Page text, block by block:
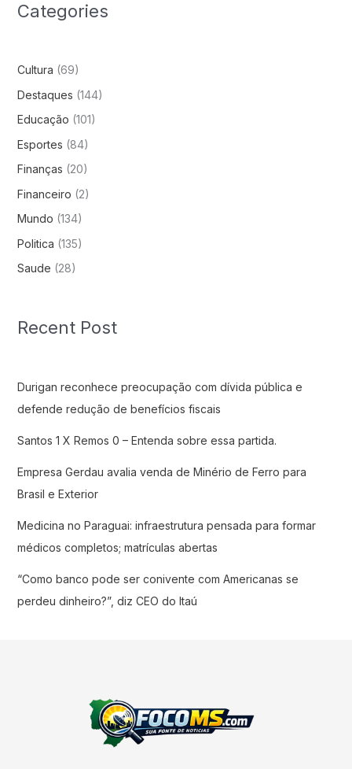
Categories
Cultura (69)
Destaques (144)
Educação (101)
Esportes (84)
Finanças (20)
Financeiro (2)
Mundo (134)
Politica (135)
Saude (28)
Recent Post
Durigan reconhece preocupação com dívida pública e
defende redução de benefícios fiscais
Santos 1 X Remos 0 – Entenda sobre essa partida.
Empresa Gerdau avalia venda de Minério de Ferro para
Brasil e Exterior
Medicina no Paraguai: infraestrutura pensada para formar
médicos completos; matrículas abertas
“Como banco pode ser conivente com Americanas se
perdeu dinheiro?”, diz CEO do Itaú